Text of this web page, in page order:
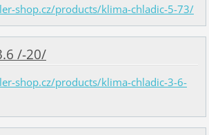
shop.cz/products/klima-chladic-5-73/
/-20/
shop.cz/products/klima-chladic-3-6-